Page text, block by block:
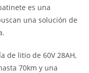
es una
una solución de
de litio de 60V 28AH,
70km y una